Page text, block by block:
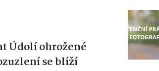
Údolí ohrožené
se blíží